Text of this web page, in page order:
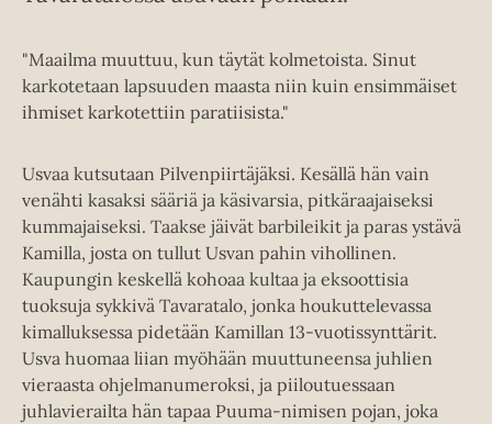
"Maailma muuttuu, kun täytät kolmetoista. Sinut
karkotetaan lapsuuden maasta niin kuin ensimmäiset
ihmiset karkotettiin paratiisista."
Usvaa kutsutaan Pilvenpiirtäjäksi. Kesällä hän vain
venähti kasaksi sääriä ja käsivarsia, pitkäraajaiseksi
kummajaiseksi. Taakse jäivät barbileikit ja paras ystävä
Kamilla, josta on tullut Usvan pahin vihollinen.
Kaupungin keskellä kohoaa kultaa ja eksoottisia
tuoksuja sykkivä Tavaratalo, jonka houkuttelevassa
kimalluksessa pidetään Kamillan 13-vuotissynttärit.
Usva huomaa liian myöhään muuttuneensa juhlien
vieraasta ohjelmanumeroksi, ja piiloutuessaan
juhlavierailta hän tapaa Puuma-nimisen pojan, joka